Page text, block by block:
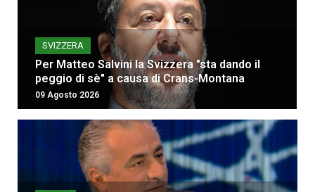
SVIZZERA
Per Matteo Salvini la Svizzera "sta dando il
peggio di sè" a causa di Crans-Montana
09 Agosto 2026